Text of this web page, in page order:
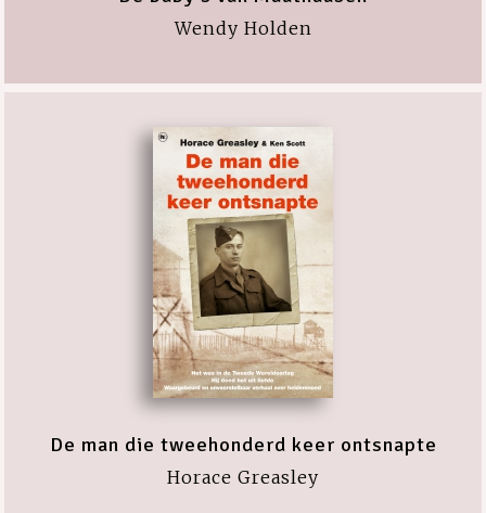
Wendy Holden
De man die tweehonderd keer ontsnapte
Horace Greasley